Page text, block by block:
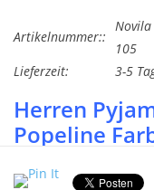
Artikelnummer::
105
Lieferzeit:
3-5
Herren
Popeline
Gerne beraten wir Sie